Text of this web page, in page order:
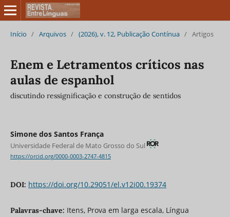
Início / Arquivos / (2026), v. 12, Publicação Contínua / Artigos
Enem e Letramentos críticos nas
aulas de espanhol
discutindo ressignificação e construção de sentidos
Simone dos Santos França
Universidade Federal de Mato Grosso do Sul
https://orcid.org/0000-0003-2747-4815
DOI: https://doi.org/10.29051/el.v12i00.19374
Palavras-chave: Itens, Prova em larga escala, Língua